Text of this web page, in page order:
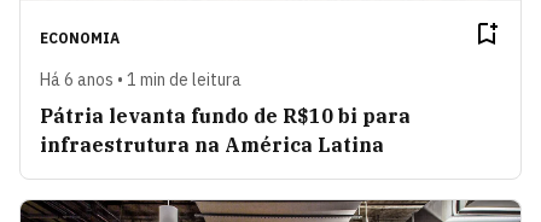
ECONOMIA
Há 6 anos • 1 min de leitura
Pátria levanta fundo de R$10 bi para
infraestrutura na América Latina